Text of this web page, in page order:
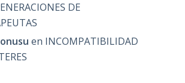
DE
en INCOMPATIBILIDAD